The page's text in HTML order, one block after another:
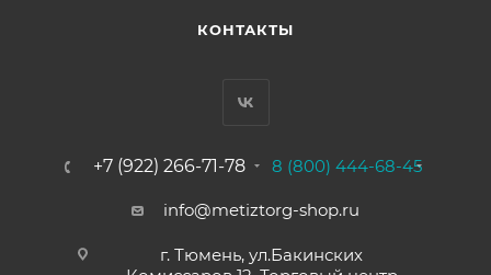
КОНТАКТЫ
+7 (922) 266-71-78 8 (800) 444-68-45
info@metiztorg-shop.ru
г. Тюмень, ул.Бакинских